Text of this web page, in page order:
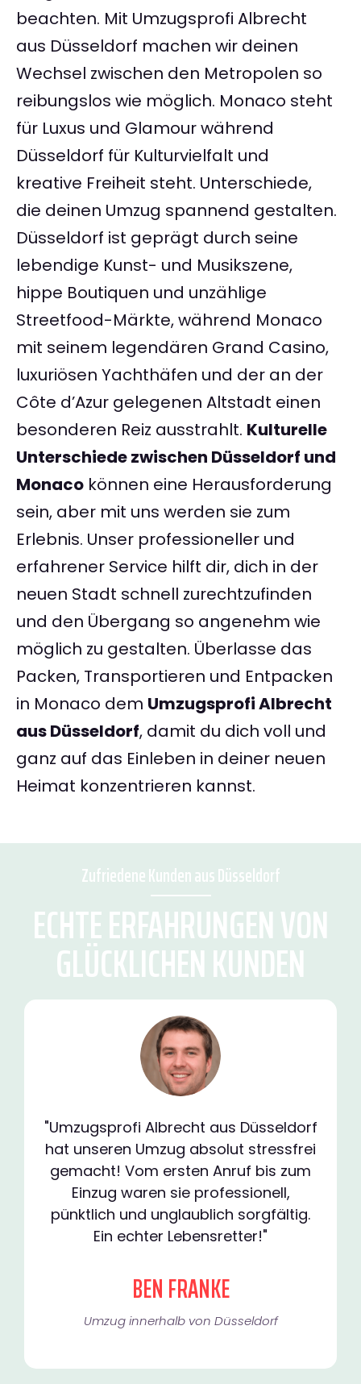
beachten. Mit Umzugsprofi Albrecht
aus Düsseldorf machen wir deinen
Wechsel zwischen den Metropolen so
reibungslos wie möglich. Monaco steht
für Luxus und Glamour während
Düsseldorf für Kulturvielfalt und
kreative Freiheit steht. Unterschiede,
die deinen Umzug spannend gestalten.
Düsseldorf ist geprägt durch seine
lebendige Kunst- und Musikszene,
hippe Boutiquen und unzählige
Streetfood-Märkte, während Monaco
mit seinem legendären Grand Casino,
luxuriösen Yachthäfen und der an der
Côte d’Azur gelegenen Altstadt einen
besonderen Reiz ausstrahlt. Kulturelle
Unterschiede zwischen Düsseldorf und
Monaco können eine Herausforderung
sein, aber mit uns werden sie zum
Erlebnis. Unser professioneller und
erfahrener Service hilft dir, dich in der
neuen Stadt schnell zurechtzufinden
und den Übergang so angenehm wie
möglich zu gestalten. Überlasse das
Packen, Transportieren und Entpacken
in Monaco dem Umzugsprofi Albrecht
aus Düsseldorf, damit du dich voll und
ganz auf das Einleben in deiner neuen
Heimat konzentrieren kannst.
Zufriedene Kunden aus Düsseldorf
ECHTE ERFAHRUNGEN VON
GLÜCKLICHEN KUNDEN
"Umzugsprofi Albrecht aus Düsseldorf
hat unseren Umzug absolut stressfrei
gemacht! Vom ersten Anruf bis zum
Einzug waren sie professionell,
pünktlich und unglaublich sorgfältig.
Ein echter Lebensretter!"
BEN FRANKE
Umzug innerhalb von Düsseldorf​